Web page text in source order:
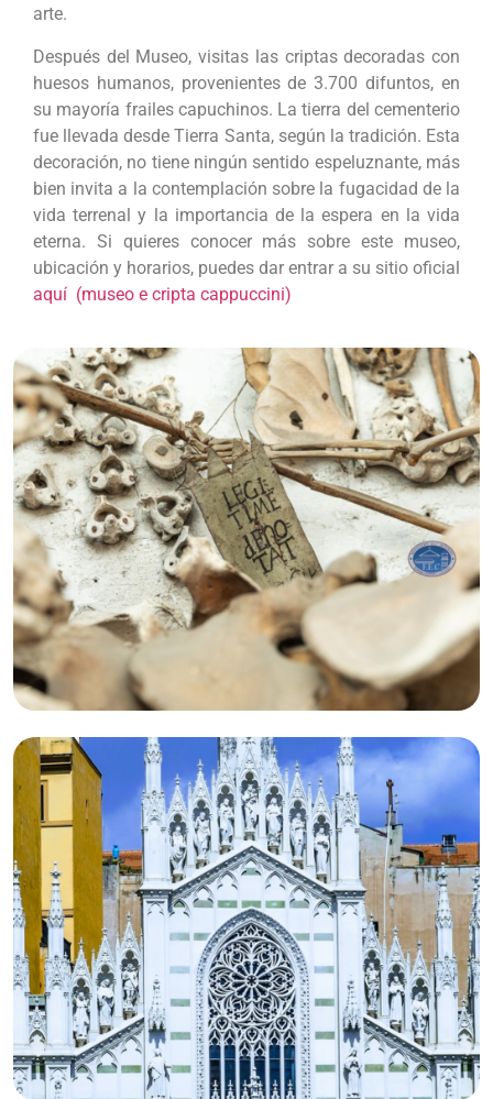
arte.
Después del Museo, visitas las criptas decoradas con
huesos humanos, provenientes de 3.700 difuntos, en
su mayoría frailes capuchinos. La tierra del cementerio
fue llevada desde Tierra Santa, según la tradición. Esta
decoración, no tiene ningún sentido espeluznante, más
bien invita a la contemplación sobre la fugacidad de la
vida terrenal y la importancia de la espera en la vida
eterna. Si quieres conocer más sobre este museo,
ubicación y horarios, puedes dar entrar a su sitio oficial
aquí (museo e cripta cappuccini)